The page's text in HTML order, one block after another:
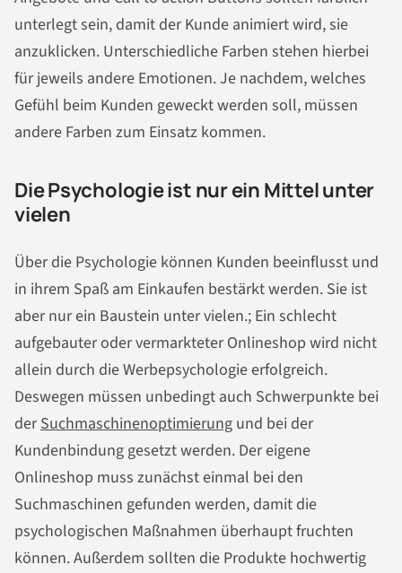
unterlegt sein, damit der Kunde animiert wird, sie
anzuklicken. Unterschiedliche Farben stehen hierbei
für jeweils andere Emotionen. Je nachdem, welches
Gefühl beim Kunden geweckt werden soll, müssen
andere Farben zum Einsatz kommen.
Die Psychologie ist nur ein Mittel unter
vielen
Über die Psychologie können Kunden beeinflusst und
in ihrem Spaß am Einkaufen bestärkt werden. Sie ist
aber nur ein Baustein unter vielen.; Ein schlecht
aufgebauter oder vermarkteter Onlineshop wird nicht
allein durch die Werbepsychologie erfolgreich.
Deswegen müssen unbedingt auch Schwerpunkte bei
derSuchmaschinenoptimierung und bei der
Kundenbindung gesetzt werden. Der eigene
Onlineshop muss zunächst einmal bei den
Suchmaschinen gefunden werden, damit die
psychologischen Maßnahmen überhaupt fruchten
können. Außerdem sollten die Produkte hochwertig